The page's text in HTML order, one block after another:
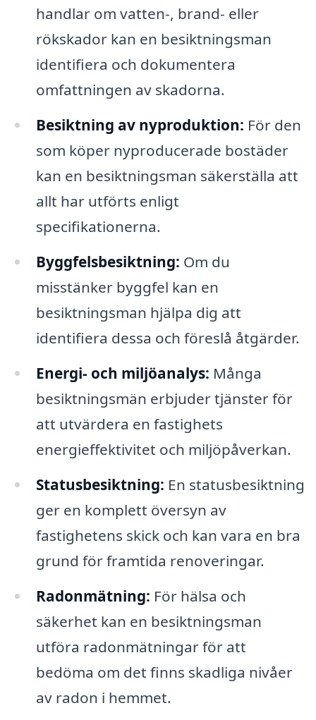
handlar om vatten-, brand- eller
rökskador kan en besiktningsman
identifiera och dokumentera
omfattningen av skadorna.
Besiktning av nyproduktion: För den
som köper nyproducerade bostäder
kan en besiktningsman säkerställa att
allt har utförts enligt
specifikationerna.
Byggfelsbesiktning: Om du
misstänker byggfel kan en
besiktningsman hjälpa dig att
identifiera dessa och föreslå åtgärder.
Energi- och miljöanalys: Många
besiktningsmän erbjuder tjänster för
att utvärdera en fastighets
energieffektivitet och miljöpåverkan.
Statusbesiktning: En statusbesiktning
ger en komplett översyn av
fastighetens skick och kan vara en bra
grund för framtida renoveringar.
Radonmätning: För hälsa och
säkerhet kan en besiktningsman
utföra radonmätningar för att
bedöma om det finns skadliga nivåer
av radon i hemmet.